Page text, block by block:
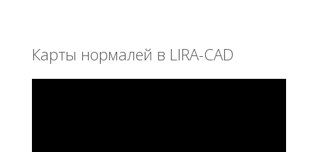
Карты нормалей в LIRA-CAD